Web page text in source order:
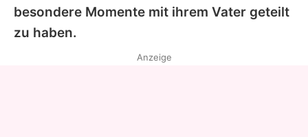
besondere Momente mit ihrem Vater geteilt
zu haben.
Anzeige